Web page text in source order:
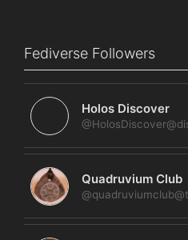
Fediverse Followers
Holos Discover
Quadruvium Club